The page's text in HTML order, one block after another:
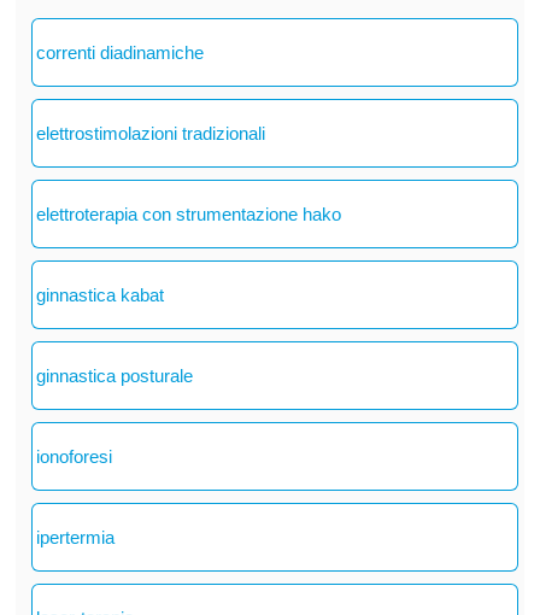
correnti diadinamiche
elettrostimolazioni tradizionali
elettroterapia con strumentazione hako
ginnastica kabat
ginnastica posturale
ionoforesi
ipertermia